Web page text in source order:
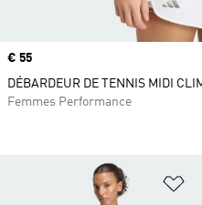
Prix
€ 55
DÉBARDEUR DE TENNIS MIDI
Femmes Performance